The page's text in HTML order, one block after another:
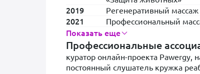
2019 Регенеративный массаж
2021 Профессиональный
Показать еще
Профессиональные
куратор онлайн-проекта
постоянный слушатель кружка